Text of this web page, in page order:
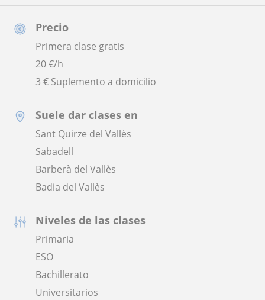
Precio
Primera clase gratis
20€/h
3 € Suplemento a domicilio
Suele dar clases en
Sant Quirze del Vallès
Sabadell
Barberà del Vallès
Badia del Vallès
Niveles de las clases
Primaria
ESO
Bachillerato
Universitarios